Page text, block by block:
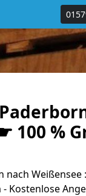
100 %
Weißensee
Kostenlose